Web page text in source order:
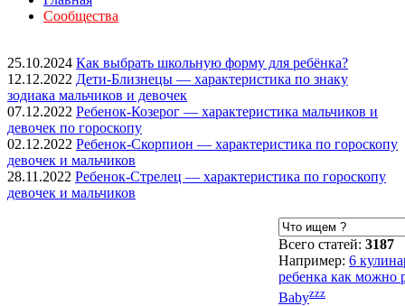
Сообщества
25.10.2024 Как выбрать школьную форму для ребёнка?
12.12.2022 Дети-Близнецы — характеристика по знаку
зодиака мальчиков и девочек
07.12.2022 Ребенок-Козерог — характеристика мальчиков и
девочек по гороскопу
02.12.2022 Ребенок-Скорпион — характеристика по гороскопу
девочек и мальчиков
28.11.2022 Ребенок-Стрелец — характеристика по гороскопу
девочек и мальчиков
Всего статей: 3187
Например: 6
ребенка как можно
Babyzzz